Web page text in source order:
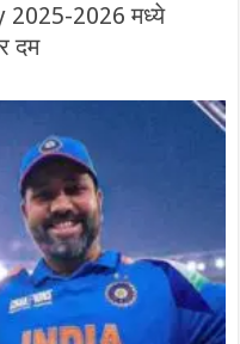
2025-2026 मध्ये
दम